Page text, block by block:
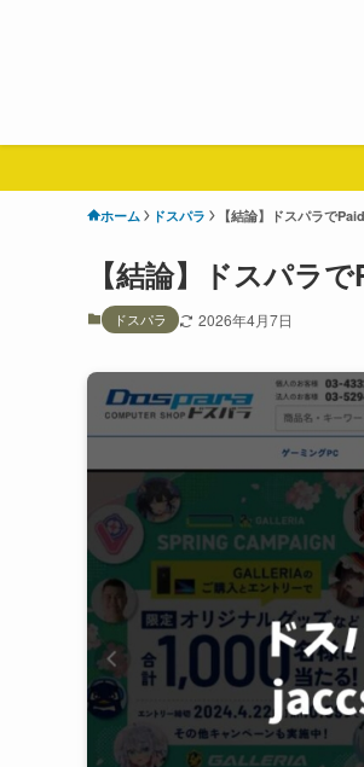
ホーム ドスパラ 【結論】ドスパラで
【結論】ドスパラ
ドスパラ 2026年4月7日